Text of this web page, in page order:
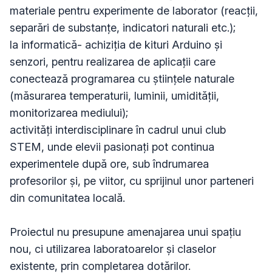
materiale pentru experimente de laborator (reacții,
separări de substanțe, indicatori naturali etc.);
la informatică- achiziția de kituri Arduino și
senzori, pentru realizarea de aplicații care
conectează programarea cu științele naturale
(măsurarea temperaturii, luminii, umidității,
monitorizarea mediului);
activități interdisciplinare în cadrul unui club
STEM, unde elevii pasionați pot continua
experimentele după ore, sub îndrumarea
profesorilor și, pe viitor, cu sprijinul unor parteneri
din comunitatea locală.
Proiectul nu presupune amenajarea unui spațiu
nou, ci utilizarea laboratoarelor și claselor
existente, prin completarea dotărilor.